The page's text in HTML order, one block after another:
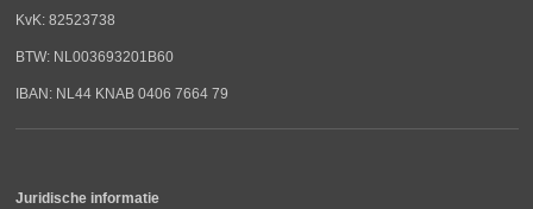
KvK: 82523738
BTW: NL003693201B60
IBAN: NL44 KNAB 0406 7664 79
Juridische informatie